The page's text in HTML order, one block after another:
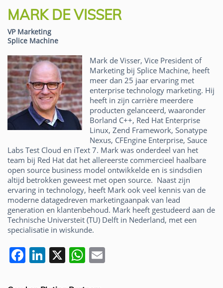
MARK DE VISSER
VP Marketing
Splice Machine
Mark de Visser, Vice President of
Marketing bij Splice Machine, heeft
meer dan 25 jaar ervaring met
enterprise technology marketing. Hij
heeft in zijn carrière meerdere
producten gelanceerd, waaronder
Borland C++, Red Hat Enterprise
Linux, Zend Framework, Sonatype
Nexus, CFEngine Enterprise, Sauce
Labs Test Cloud en iText 7. Mark was onderdeel van het
team bij Red Hat dat het allereerste commercieel haalbare
open source business model ontwikkelde en is sindsdien
altijd betrokken geweest met open source. Naast zijn
ervaring in technology, heeft Mark ook veel kennis van de
moderne datagedreven marketingaanpak van lead
generation en klantenbehoud. Mark heeft gestudeerd aan de
Technische Universteit (TU) Delft in Nederland, met een
specialisatie in wiskunde.
F Li X W